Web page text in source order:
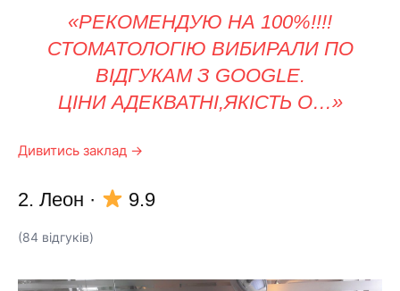
«РЕКОМЕНДУЮ НА 100%!!!!
СТОМАТОЛОГІЮ ВИБИРАЛИ ПО
ВІДГУКАМ З GOOGLE.
ЦІНИ АДЕКВАТНІ,ЯКІСТЬ О…»
Дивитись заклад →
2. Леон · 9.9
(84 відгуків)